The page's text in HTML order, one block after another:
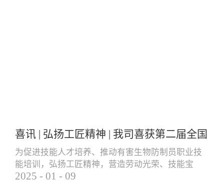
喜讯 | 弘扬工匠精神 | 我司喜获第二届全国
有害生物防制员职业技能大赛团体三等奖
个人一等奖
为促进技能人才培养、推动有害生物防制员职业技
能培训，弘扬工匠精神，营造劳动光荣、技能宝
贵、创造伟大的社会风气，更好地服务就业创业和
2025 - 01 - 09